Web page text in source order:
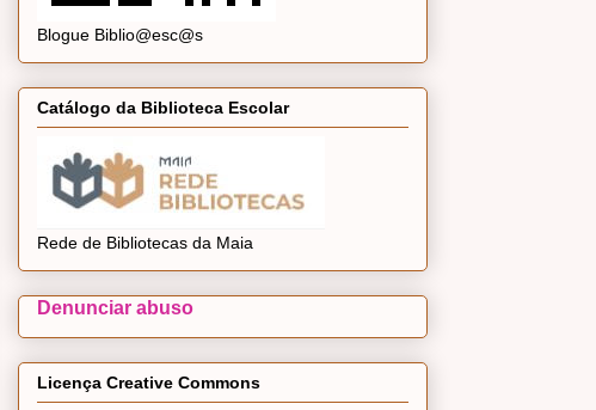
Blogue Biblio@esc@s
Catálogo da Biblioteca Escolar
Rede de Bibliotecas da Maia
Denunciar abuso
Licença Creative Commons